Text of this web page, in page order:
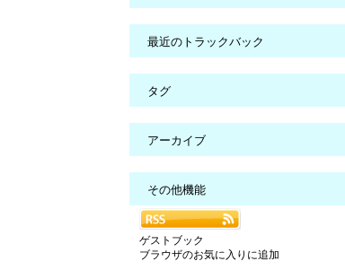
最近のトラックバック
タグ
アーカイブ
その他機能
ゲストブック
ブラウザのお気に入りに追加